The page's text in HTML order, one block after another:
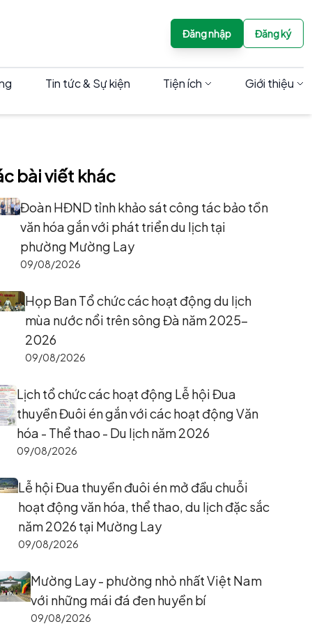
Đăng nhập Đăng ký
Tin tức & Sự kiện Tiện ích Giới thiệu
bài viết khác
Đoàn HĐND tỉnh khảo sát công tác bảo tồn
văn hóa gắn với phát triển du lịch tại
phường Mường Lay
09/08/2026
Họp Ban Tổ chức các hoạt động du lịch
mùa nước nổi trên sông Đà năm 2025–
2026
09/08/2026
Lịch tổ chức các hoạt động Lễ hội Đua
thuyền Đuôi én gắn với các hoạt động Văn
hóa - Thể thao - Du lịch năm 2026
09/08/2026
Lễ hội Đua thuyền đuôi én mở đầu chuỗi
hoạt động văn hóa, thể thao, du lịch đặc sắc
năm 2026 tại Mường Lay
09/08/2026
Mường Lay - phường nhỏ nhất Việt Nam
với những mái đá đen huyền bí
09/08/2026